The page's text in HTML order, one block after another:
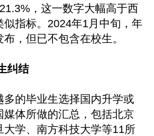
，这一数字大幅高于西
指标。2024年1月中旬，年
，但已不包含在校生。
纠结
的毕业生选择国内升学或
体所做的汇总，包括北京
大学、南方科技大学等11所